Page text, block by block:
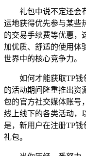
礼包中说不定还会
运地获得优先参与某些
的交易手续费等优惠，
加优质、舒适的使用体
世界中的核心竞争力。
如何才能获取TP钱
的活动期间隆重推出资
包的官方社交媒体账号
线上线下的各类活动，
是，新用户在注册TP
礼包。